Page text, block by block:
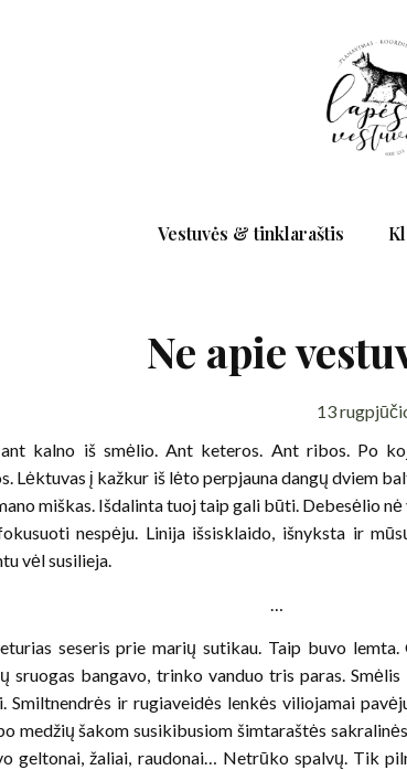
Vestuvės & tinklaraštis
Ne apie
13
kalno iš smėlio. Ant keteros. Ant ribos. Po
Lėktuvas į kažkur iš lėto perpjauna dangų dviem
miškas. Išdalinta tuoj taip gali būti. Debesėlio
nespėju. Linija išsisklaido, išnyksta ir
vėl susilieja.
seseris prie marių sutikau. Taip buvo lemta.
sruogas bangavo, trinko vanduo tris paras.
Smiltnendrės ir rugiaveidės lenkės viliojamai
medžių šakom susikibusiom šimtaraštės
geltonai, žaliai, raudonai… Netrūko spalvų. Tik